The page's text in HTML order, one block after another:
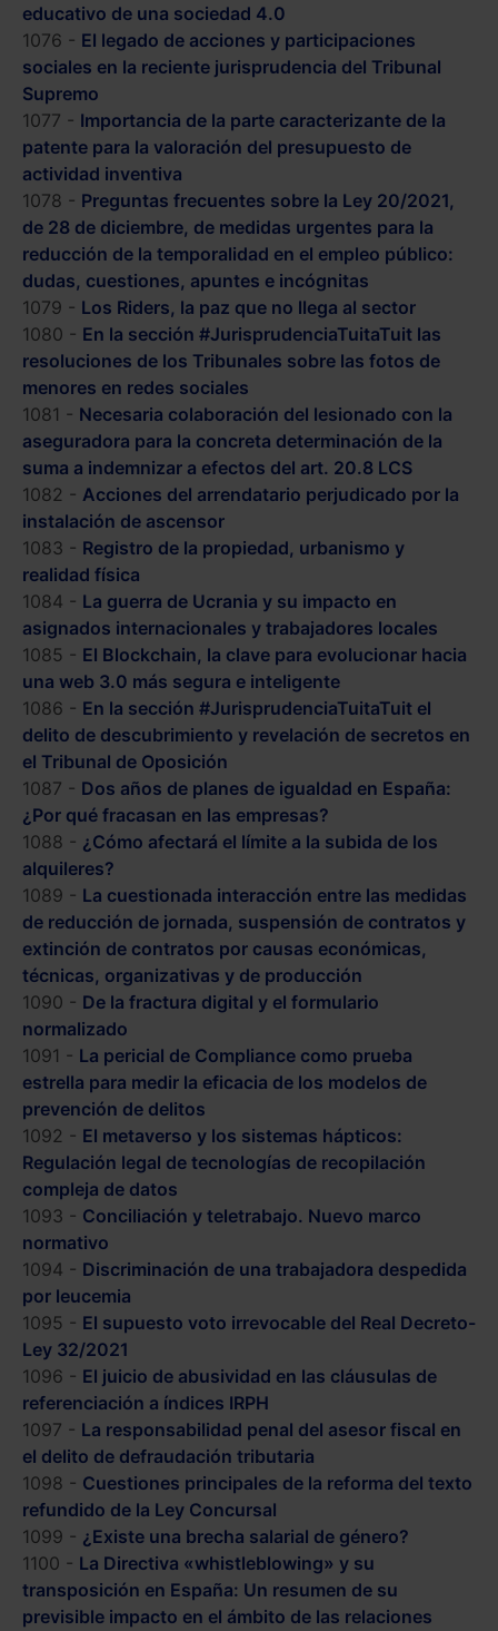
educativo de una sociedad 4.0
1076 - El legado de acciones y participaciones
sociales en la reciente jurisprudencia del Tribunal
Supremo
1077 - Importancia de la parte caracterizante de la
patente para la valoración del presupuesto de
actividad inventiva
1078 - Preguntas frecuentes sobre la Ley 20/2021,
de 28 de diciembre, de medidas urgentes para la
reducción de la temporalidad en el empleo público:
dudas, cuestiones, apuntes e incógnitas
1079 - Los Riders, la paz que no llega al sector
1080 - En la sección #JurisprudenciaTuitaTuit las
resoluciones de los Tribunales sobre las fotos de
menores en redes sociales
1081 - Necesaria colaboración del lesionado con la
aseguradora para la concreta determinación de la
suma a indemnizar a efectos del art. 20.8 LCS
1082 - Acciones del arrendatario perjudicado por la
instalación de ascensor
1083 - Registro de la propiedad, urbanismo y
realidad física
1084 - La guerra de Ucrania y su impacto en
asignados internacionales y trabajadores locales
1085 - El Blockchain, la clave para evolucionar hacia
una web 3.0 más segura e inteligente
1086 - En la sección #JurisprudenciaTuitaTuit el
delito de descubrimiento y revelación de secretos en
el Tribunal de Oposición
1087 - Dos años de planes de igualdad en España:
¿Por qué fracasan en las empresas?
1088 - ¿Cómo afectará el límite a la subida de los
alquileres?
1089 - La cuestionada interacción entre las medidas
de reducción de jornada, suspensión de contratos y
extinción de contratos por causas económicas,
técnicas, organizativas y de producción
1090 - De la fractura digital y el formulario
normalizado
1091 - La pericial de Compliance como prueba
estrella para medir la eficacia de los modelos de
prevención de delitos
1092 - El metaverso y los sistemas hápticos:
Regulación legal de tecnologías de recopilación
compleja de datos
1093 - Conciliación y teletrabajo. Nuevo marco
normativo
1094 - Discriminación de una trabajadora despedida
por leucemia
1095 - El supuesto voto irrevocable del Real Decreto-
Ley 32/2021
1096 - El juicio de abusividad en las cláusulas de
referenciación a índices IRPH
1097 - La responsabilidad penal del asesor fiscal en
el delito de defraudación tributaria
1098 - Cuestiones principales de la reforma del texto
refundido de la Ley Concursal
1099 - ¿Existe una brecha salarial de género?
1100 - La Directiva «whistleblowing» y su
transposición en España: Un resumen de su
previsible impacto en el ámbito de las relaciones